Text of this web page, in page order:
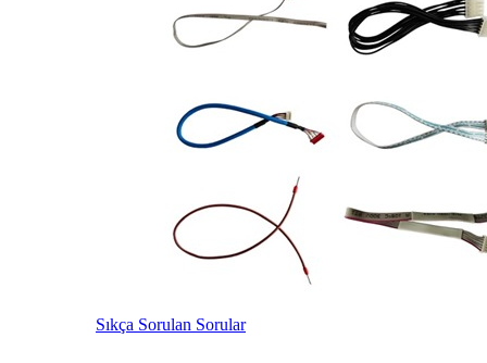
Sıkça Sorulan Sorular